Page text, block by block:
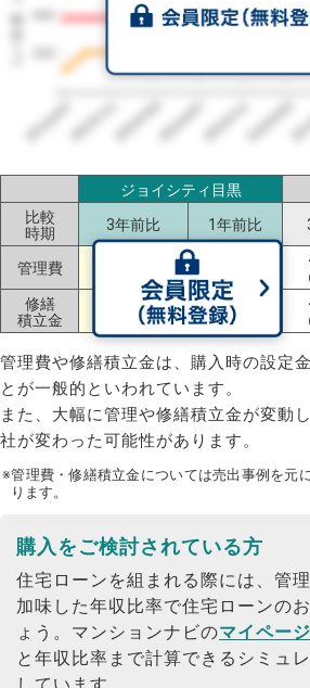
2023/072023/112024/032024/072024/112025/03
ジョイシティ目黒
比較
時期
3年前比 1年前比
管理費
（+32%）
（+2%）
修繕
積立金
+83円
（+29%）
±0円
（±0%）
管理費や修繕積立金は、購入時の設定
とが一般的といわれています。
また、大幅に管理や修繕積立金が変動
社が変わった可能性があります。
※管理費・修繕積立金については売出事例を元
ります。
購入をご検討されている方
住宅ローンを組まれる際には、管
加味した年収比率で住宅ローンの
ょう。 マンションナビのマイページ
と年収比率まで計算できるシミュ
しています。